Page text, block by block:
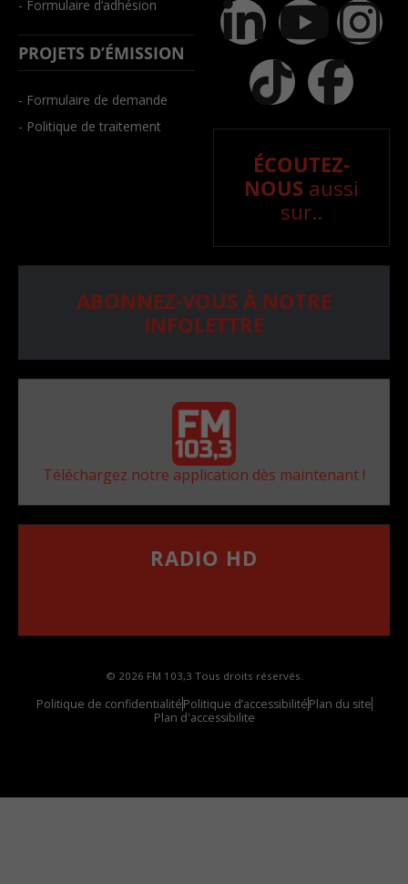
- Formulaire d’adhésion
PROJETS D’ÉMISSION
- Formulaire de demande
- Politique de traitement
ÉCOUTEZ-
NOUS aussi
sur..
ABONNEZ-VOUS À NOTRE
INFOLETTRE
Téléchargez notre application dès maintenant !
RADIO HD
© 2026 FM 103,3 Tous droits réservés.
Politique de confidentialitéPolitique d’accessibilitéPlan du site
Plan d'accessibilite